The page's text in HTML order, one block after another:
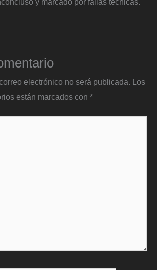
electrónico no será publicada. Los
están marcados con *